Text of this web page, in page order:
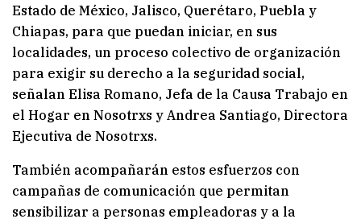
Estado de México, Jalisco, Querétaro, Puebla y
Chiapas, para que puedan iniciar, en sus
localidades, un proceso colectivo de organización
para exigir su derecho a la seguridad social,
señalan Elisa Romano, Jefa de la Causa Trabajo en
el Hogar en Nosotrxs y Andrea Santiago, Directora
Ejecutiva de Nosotrxs.
También acompañarán estos esfuerzos con
campañas de comunicación que permitan
sensibilizar a personas empleadoras y a la